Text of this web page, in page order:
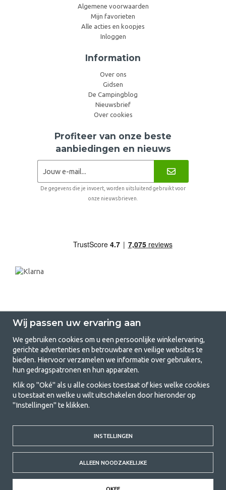
Algemene voorwaarden
Mijn favorieten
Alle acties en koopjes
Inloggen
Information
Over ons
Gidsen
De Campingblog
Nieuwsbrief
Over cookies
Profiteer van onze beste
aanbiedingen en nieuws
De gegevens die je invoert, worden uitsluitend gebruikt voor
onze nieuwsbrieven.
GetCamping.nl - Jouw winkel voor
kamperen en buitenleven
Kamperen kan een levensstijl zijn of een manier om het gezin samen te
brengen voor een gezamenlijk avontuur. Welke categorie je ook kiest,
bij ons vind je alles wat je nodig hebt aan kampeeraccessoires. Wij
bieden wij zeer scherpe prijzen voor familietenten, caravanluifels en alle
andere uitrusting voor kamperen en buitenleven. Ons doel is om in elke
prijsklasse de beste kampeeruitrusting te leveren wat betreft kwaliteit
en functionaliteit. Neem gerust contact met ons op als je iets mist of
meer wilt weten.
© 2020 GetCamping. All rights reserved.
Wij passen uw ervaring aan
We gebruiken cookies om u een persoonlijke winkelervaring,
gerichte advertenties en betrouwbare en veilige websites te
bieden. Hiervoor verzamelen we informatie over gebruikers,
hun gedragspatronen en hun apparaten.
Klik op "Oké" als u alle cookies toestaat of kies welke cookies
u toestaat en welke u wilt uitschakelen door hieronder op
"Instellingen" te klikken.
INSTELLINGEN
ALLEEN NOODZAKELIJKE